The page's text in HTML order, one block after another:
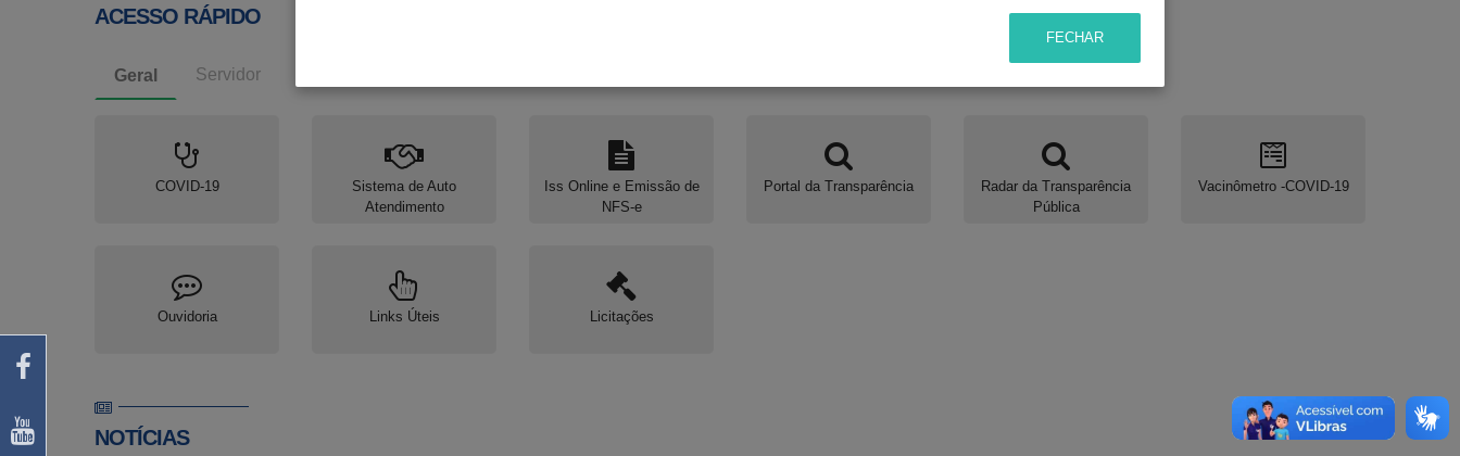
ACESSO RÁPIDO
Geral Servidor
COVID-19
Sistema de Auto
Atendimento
Iss Online e Emissão de
NFS-e
Portal da Transparência
Radar da Transparência
Pública
Vacinômetro -COVID-19
Ouvidoria Links Úteis Licitações
NOTÍCIAS
FECHAR